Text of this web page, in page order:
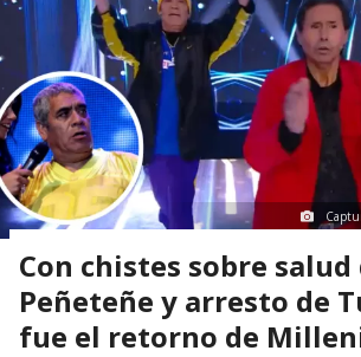
Con chistes sobre salud
Peñeteñe y arresto de
fue el retorno de